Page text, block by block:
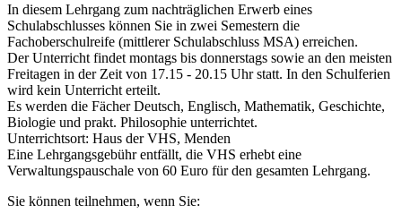
In diesem Lehrgang zum nachträglichen Erwerb eines
Schulabschlusses können Sie in zwei Semestern die
Fachoberschulreife (mittlerer Schulabschluss MSA) erreichen.
Der Unterricht findet montags bis donnerstags sowie an den meisten
Freitagen in der Zeit von 17.15 - 20.15 Uhr statt. In den Schulferien
wird kein Unterricht erteilt.
Es werden die Fächer Deutsch, Englisch, Mathematik, Geschichte,
Biologie und prakt. Philosophie unterrichtet.
Unterrichtsort: Haus der VHS, Menden
Eine Lehrgangsgebühr entfällt, die VHS erhebt eine
Verwaltungspauschale von 60 Euro für den gesamten Lehrgang.
Sie können teilnehmen, wenn Sie: